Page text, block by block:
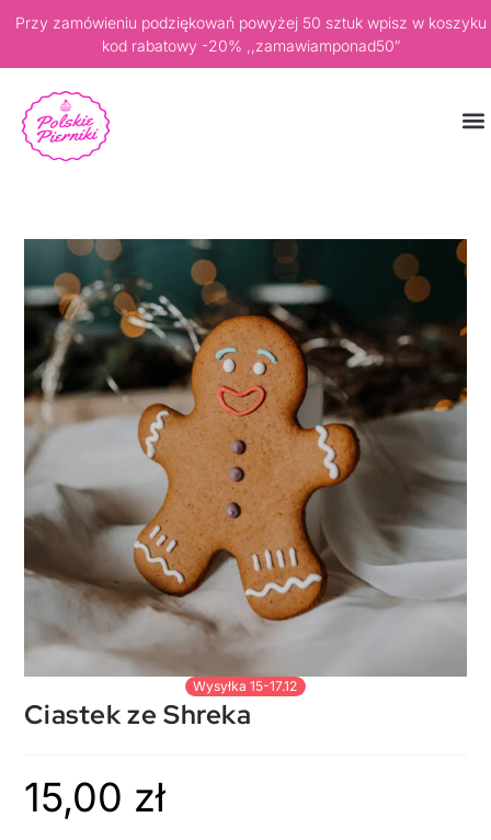
Przy zamówieniu podziękowań powyżej 50 sztuk wpisz w koszyku
kod rabatowy -20% ,,zamawiamponad50″
Wysyłka 15-17.12
Ciastek ze Shreka
15,00 zł